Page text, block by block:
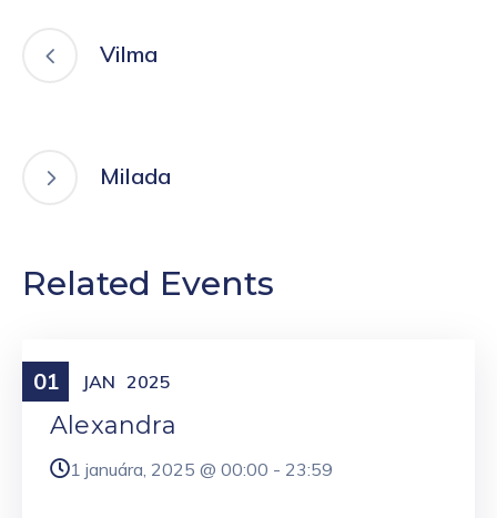
Vilma
Milada
Related Events
01 JAN 2025
Meniny
Alexandra
1 januára, 2025 @ 00:00 - 23:59